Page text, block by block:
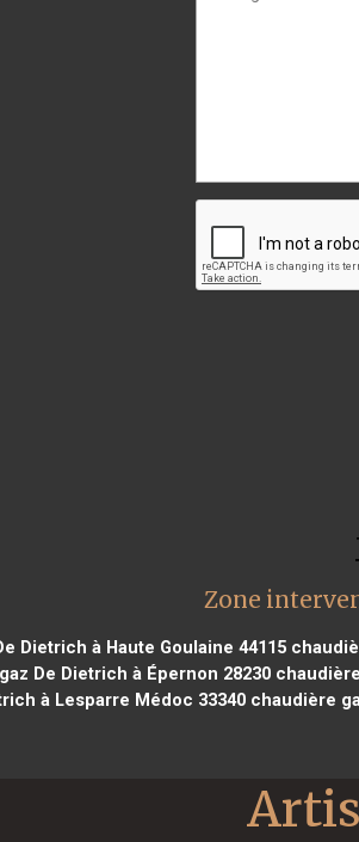
Zone
Dietrich à Haute Goulaine 44115
De Dietrich à Épernon 28230chaudière
à Lesparre Médoc 33340chaudière